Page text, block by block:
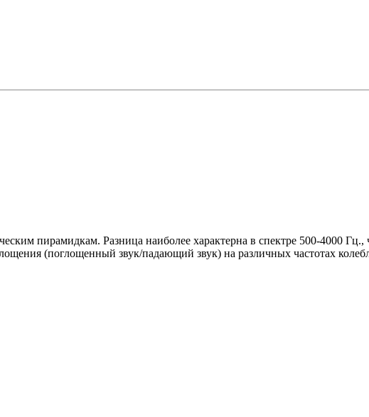
пирамидкам. Разница наиболее характерна в спектре 500-4000
(поглощенный звук/падающий звук) на различных частотах